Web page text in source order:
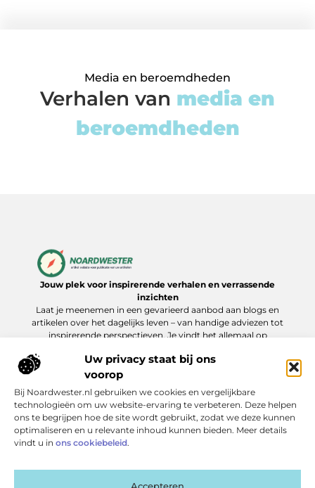
Uw privacy staat bij ons
voorop
Bij Noardwester.nl gebruiken we cookies en vergelijkbare
technologieën om uw website-ervaring te verbeteren. Deze helpen
ons te begrijpen hoe de site wordt gebruikt, zodat we deze kunnen
optimaliseren en u relevante inhoud kunnen bieden. Meer details
vindt u in ons cookiebeleid.
Accepteren
Media en beroemdheden
Verhalen van media en
beroemdheden
Jouw plek voor inspirerende verhalen en verrassende
inzichten
Laat je meenemen in een gevarieerd aanbod aan blogs en
artikelen over het dagelijks leven – van handige adviezen tot
inspirerende perspectieven. Je vindt het allemaal op
Onze informatie
Bericht categorie